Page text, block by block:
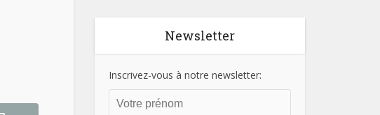
Newsletter
Inscrivez-vous à notre newsletter: